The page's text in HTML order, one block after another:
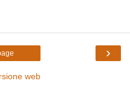
›
web